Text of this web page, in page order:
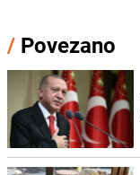
/ Povezano